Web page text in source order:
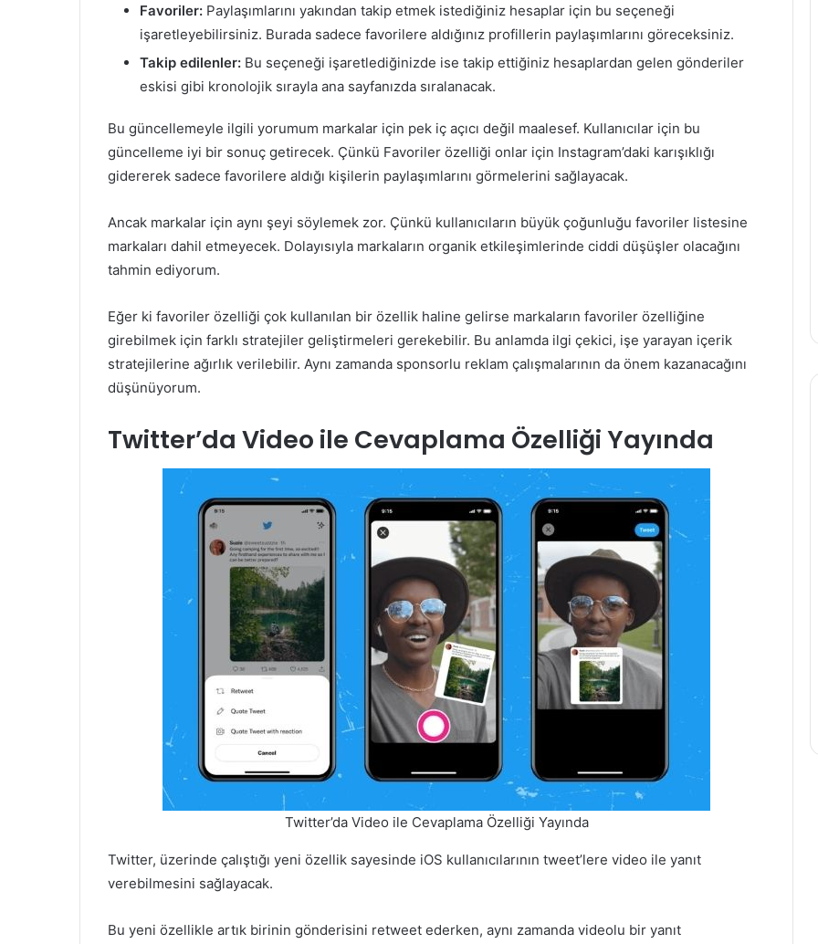
Favoriler: Paylaşımlarını yakından takip etmek istediğiniz hesaplar için bu seçeneği
işaretleyebilirsiniz. Burada sadece favorilere aldığınız profillerin paylaşımlarını göreceksiniz.
Takip edilenler: Bu seçeneği işaretlediğinizde ise takip ettiğiniz hesaplardan gelen gönderiler
eskisi gibi kronolojik sırayla ana sayfanızda sıralanacak.
Bu güncellemeyle ilgili yorumum markalar için pek iç açıcı değil maalesef. Kullanıcılar için bu
güncelleme iyi bir sonuç getirecek. Çünkü Favoriler özelliği onlar için Instagram’daki karışıklığı
gidererek sadece favorilere aldığı kişilerin paylaşımlarını görmelerini sağlayacak.
Ancak markalar için aynı şeyi söylemek zor. Çünkü kullanıcıların büyük çoğunluğu favoriler listesine
markaları dahil etmeyecek. Dolayısıyla markaların organik etkileşimlerinde ciddi düşüşler olacağını
tahmin ediyorum.
Eğer ki favoriler özelliği çok kullanılan bir özellik haline gelirse markaların favoriler özelliğine
girebilmek için farklı stratejiler geliştirmeleri gerekebilir. Bu anlamda ilgi çekici, işe yarayan içerik
stratejilerine ağırlık verilebilir. Aynı zamanda sponsorlu reklam çalışmalarının da önem kazanacağını
düşünüyorum.
Twitter’da Video ile Cevaplama Özelliği Yayında
Twitter’da Video ile Cevaplama Özelliği Yayında
Twitter, üzerinde çalıştığı yeni özellik sayesinde iOS kullanıcılarının tweet’lere video ile yanıt
verebilmesini sağlayacak.
Bu yeni özellikle artık birinin gönderisini retweet ederken, aynı zamanda videolu bir yanıt